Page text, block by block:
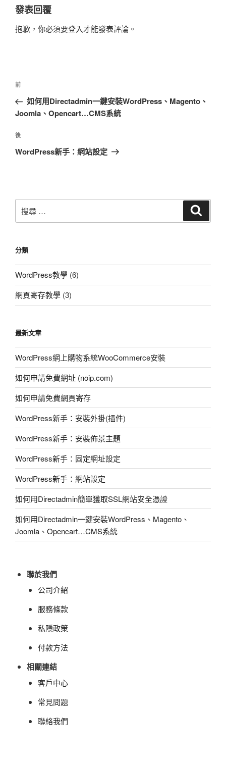
發表回覆
抱歉，你必須要登入才能發表評論。
文
導
上
一
篇
章
前
如何用Directadmin一鍵安裝WordPress、Magento、
Joomla、Opencart…CMS系統
下
篇
後
WordPress新手：網站設定
搜
尋：
分類
WordPress教學 (6)
網頁寄存教學 (3)
最新文章
WordPress網上購物系統WooCommerce安裝
如何申請免費網址 (noip.com)
如何申請免費網頁寄存
WordPress新手：安裝外掛(插件)
WordPress新手：安裝佈景主題
WordPress新手：固定網址設定
WordPress新手：網站設定
如何用Directadmin簡單獲取SSL網站安全憑證
如何用Directadmin一鍵安裝WordPress、Magento、
Joomla、Opencart…CMS系統
聯於我們
公司介紹
服務條款
私隱政策
付款方法
相關連結
客戶中心
常見問題
聯絡我們